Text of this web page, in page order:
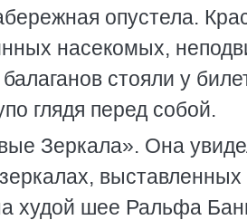
опустела.
насекомых,
стояли у
глядя перед собой.
Зеркала». Она
выставленных
худой шее Ральфа